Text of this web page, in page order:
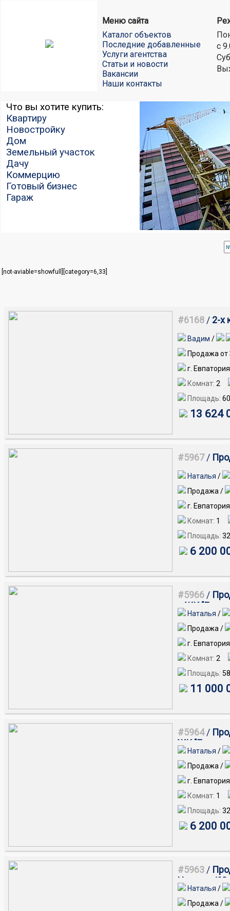
Меню сайта
Каталог объектов
Последние добавленные
Услуги агентства
Статьи и новости
Вакансии
Наши контакты
с
Что вы хотите купить:
Квартиру
Новостройку
Дом
Земельный участок
Дачу
Коммерцию
Готовый бизнес
Гараж
[not-aviable=showfull][category=6,33]
#6168 / 2-х
Вадим /
Продажа
г.
Комнат: 2
Площадь:
13 624
#5967/
Наталья /
Продажа /
г.
Комнат: 1
Площадь:
6 200
#5966 /
в ЖК
Наталья /
Продажа /
г.
Комнат: 2
Площадь:
11 000
#5964/
ЖК
Наталья /
Продажа /
г.
Комнат: 1
Площадь:
6 200
#5963 /
Чапаева/
Наталья /
Продажа /